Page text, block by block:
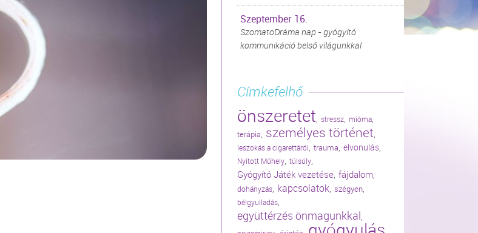
Szeptember 16.
SzomatoDráma nap - gyógyító
kommunikáció belső világunkkal
Címkefelhő
önszeretet, stressz, mióma,
terápia, személyes történet,
leszokás a cigarettáról, trauma, elvonulás,
Nyitott Műhely, túlsúly,
Gyógyító Játék vezetése, fájdalom,
dohányzás, kapcsolatok, szégyen,
bélgyulladás,
együttérzés önmagunkkal,